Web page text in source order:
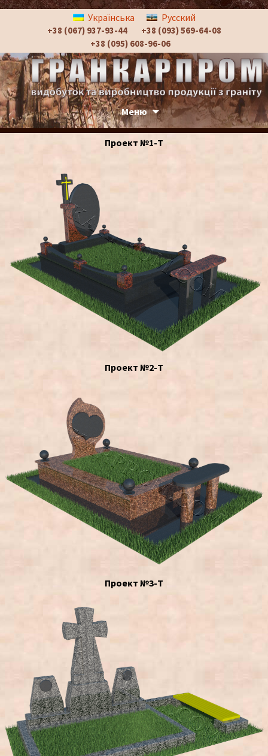
Українська Русский
+38 (067) 937-93-44
+38 (093) 569-64-08
+38 (095) 608-96-06
Проект №1-Т
Проект №2-Т
Проект №3-Т